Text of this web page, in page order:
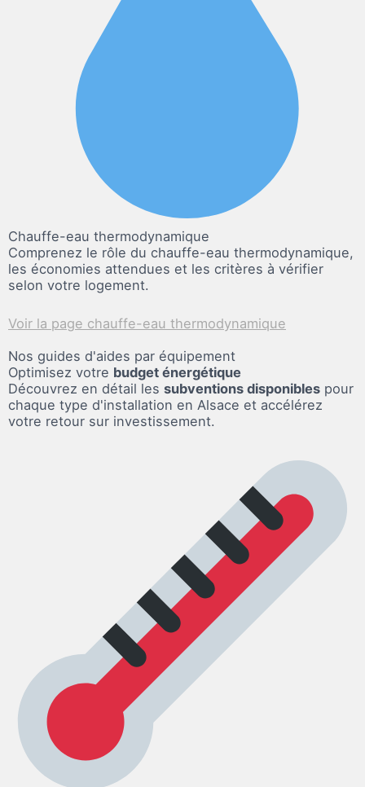
Chauffe-eau thermodynamique
Comprenez le rôle du chauffe-eau thermodynamique,
les économies attendues et les critères à vérifier
selon votre logement.
Voir la page chauffe-eau thermodynamique
Nos guides d'aides par équipement
Optimisez votre budget énergétique
Découvrez en détail les subventions disponibles pour
chaque type d'installation en Alsace et accélérez
votre retour sur investissement.